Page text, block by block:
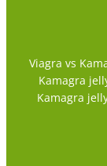
Viagra vs
Kamagra
Kamagra